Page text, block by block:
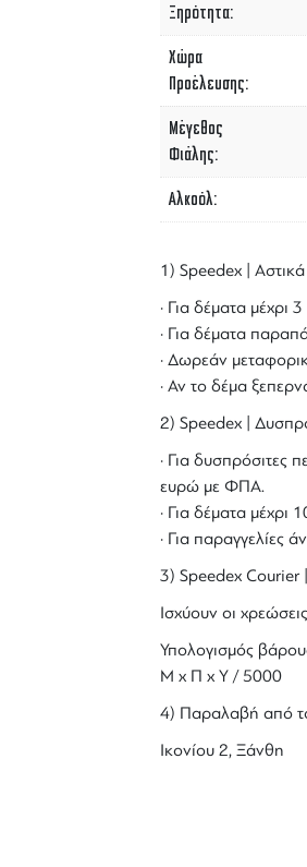
Ξηρότητα
Χώρα
Προέλευσης
Μέγεθος
Φιάλης
Αλκοόλ
1) Speedex |
· Για δέματα
· Για δέματα
· Δωρεάν
· Αν το δέμα
2) Speedex |
· Για δυσπρόσιτες
ευρώ με ΦΠΑ.
· Για δέματα
· Για
3) Speedex
Ισχύουν οι
Υπολογισμός
Μ x Π x Y / 5000
4) Παραλαβή από
Ικονίου 2, Ξάνθη